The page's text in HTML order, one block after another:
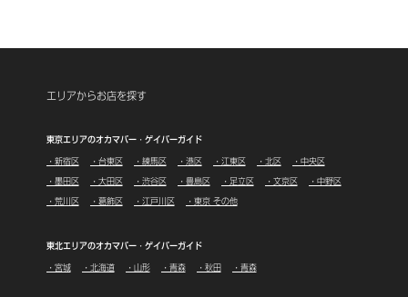
エリアからお店を探す
東京エリアのオカマバー・ゲイバーガイド
・新宿区 ・台東区 ・練馬区 ・港区 ・江東区 ・北区 ・中央区
・墨田区 ・大田区 ・渋谷区 ・豊島区 ・足立区 ・文京区 ・中野区
・荒川区 ・葛飾区 ・江戸川区 ・東京 その他
東北エリアのオカマバー・ゲイバーガイド
・宮城 ・北海道 ・山形 ・青森 ・秋田 ・青森